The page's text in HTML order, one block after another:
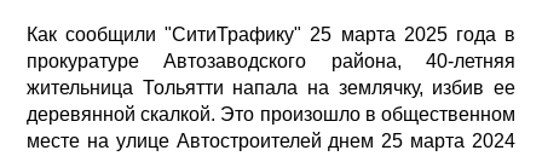
Как сообщили "СитиТрафику" 25 марта 2025 года в
прокуратуре Автозаводского района, 40-летняя
жительница Тольятти напала на землячку, избив ее
деревянной скалкой. Это произошло в общественном
месте на улице Автостроителей днем 25 марта 2024